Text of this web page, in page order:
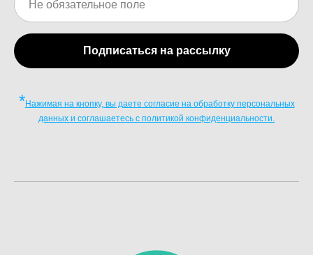
Подписаться на рассылку
*Нажимая на кнопку, вы даете согласие на обработку персональных
данных и соглашаетесь c политикой конфиденциальности.